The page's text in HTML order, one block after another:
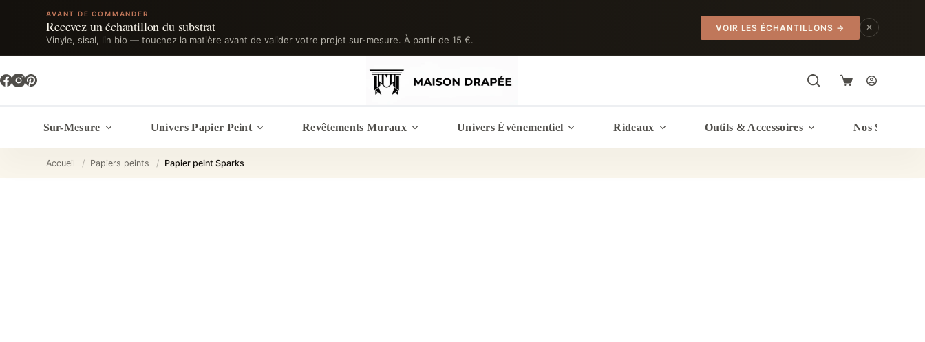
AVANT DE COMMANDER
Recevez un échantillon du substrat
Vinyle, sisal, lin bio — touchez la matière avant de valider votre projet sur-mesure. À partir de 15 €.
VOIR LES ÉCHANTILLONS → ✕
au
contenu
Panier
Sur-Mesure Univers Papier Peint Revêtements Muraux Univers Événementiel Rideaux Outils & Accessoires Nos Services
Accueil / Papiers peints / Papier peint Sparks